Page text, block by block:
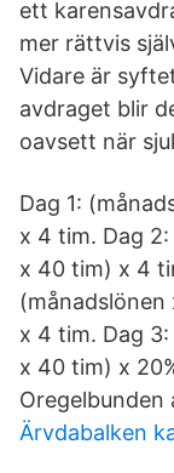
ett
mer rättvis
Vidare är
avdraget blir
oavsett när
Dag 1:
x 4 tim. Dag
x 40 tim) x 4
x 4 tim. Dag
x 40 tim) x
Oregelbunden
Ärvdabalken